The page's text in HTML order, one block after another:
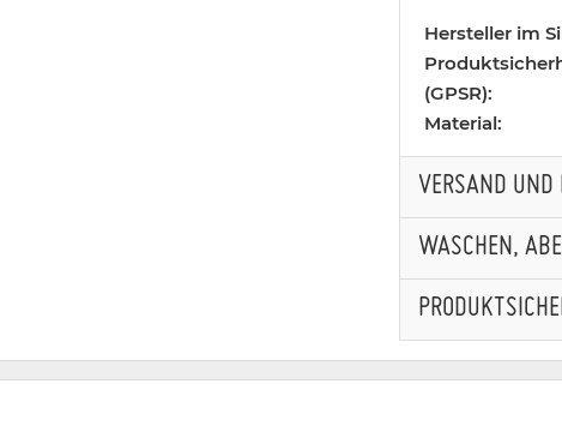
Hersteller im
(GPSR):
Material:
VERSAND UND
WASCHEN,